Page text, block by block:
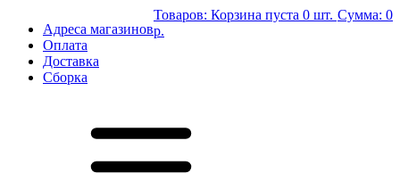
Адреса магазинов
Оплата
Доставка
Сборка
Товаров: Корзина пуста 0 шт. Сумма: 0
р.